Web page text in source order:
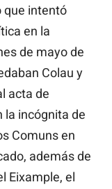
que intentó
en la
de mayo de
Colau y
acta de
la incógnita de
Comuns en
además de
Eixample, el